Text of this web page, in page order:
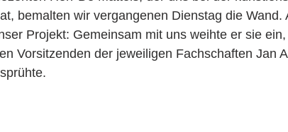
bemalten wir vergangenen Dienstag die Wand.
Projekt: Gemeinsam mit uns weihte er sie
Vorsitzenden der jeweiligen Fachschaften Jan